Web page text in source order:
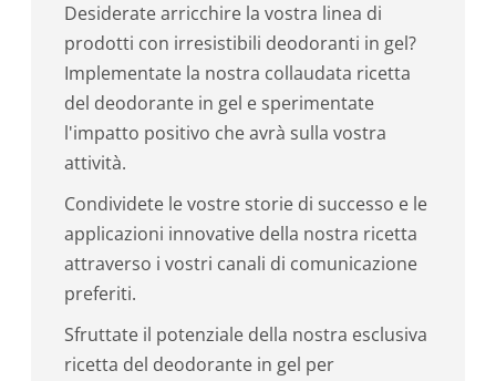
Desiderate arricchire la vostra linea di
prodotti con irresistibili deodoranti in gel?
Implementate la nostra collaudata ricetta
del deodorante in gel e sperimentate
l'impatto positivo che avrà sulla vostra
attività.
Condividete le vostre storie di successo e le
applicazioni innovative della nostra ricetta
attraverso i vostri canali di comunicazione
preferiti.
Sfruttate il potenziale della nostra esclusiva
ricetta del deodorante in gel per